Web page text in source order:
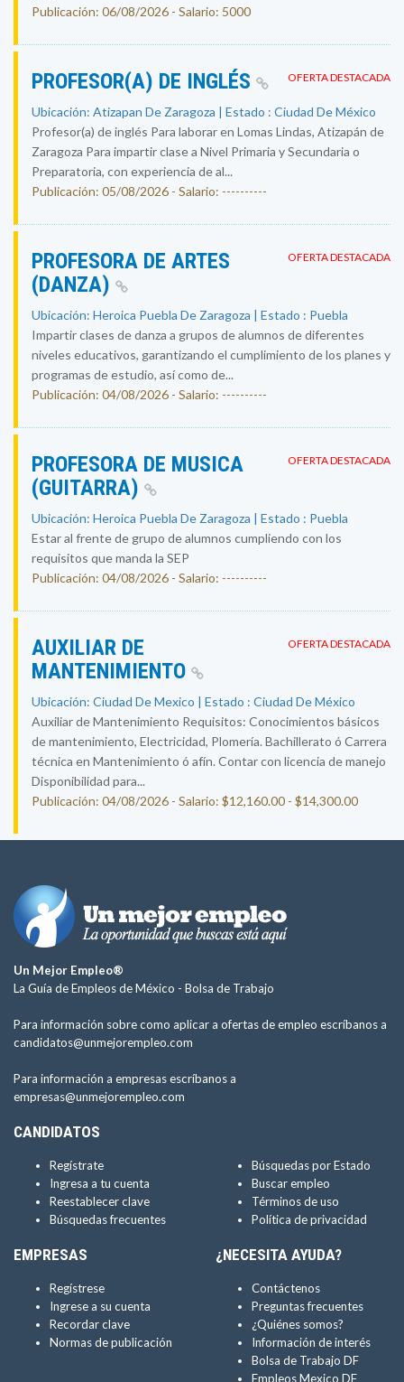
Publicación: 06/08/2026 - Salario: 5000
OFERTA DESTACADA
PROFESOR(A) DE INGLÉS
Ubicación: Atizapan De Zaragoza | Estado : Ciudad De México
Profesor(a) de inglés Para laborar en Lomas Lindas, Atizapán de
Zaragoza Para impartir clase a Nivel Primaria y Secundaria o
Preparatoria, con experiencia de al...
Publicación: 05/08/2026 - Salario: ----------
OFERTA DESTACADA
PROFESORA DE ARTES
(DANZA)
Ubicación: Heroica Puebla De Zaragoza | Estado : Puebla
Impartir clases de danza a grupos de alumnos de diferentes
niveles educativos, garantizando el cumplimiento de los planes y
programas de estudio, así como de...
Publicación: 04/08/2026 - Salario: ----------
OFERTA DESTACADA
PROFESORA DE MUSICA
(GUITARRA)
Ubicación: Heroica Puebla De Zaragoza | Estado : Puebla
Estar al frente de grupo de alumnos cumpliendo con los
requisitos que manda la SEP
Publicación: 04/08/2026 - Salario: ----------
OFERTA DESTACADA
AUXILIAR DE
MANTENIMIENTO
Ubicación: Ciudad De Mexico | Estado : Ciudad De México
Auxiliar de Mantenimiento Requisitos: Conocimientos básicos
de mantenimiento, Electricidad, Plomería. Bachillerato ó Carrera
técnica en Mantenimiento ó afín. Contar con licencia de manejo
Disponibilidad para...
Publicación: 04/08/2026 - Salario: $12,160.00 - $14,300.00
Un Mejor Empleo®
La Guía de Empleos de México - Bolsa de Trabajo
Para información sobre como aplicar a ofertas de empleo escríbanos a
candidatos@unmejorempleo.com
Para información a empresas escríbanos a
empresas@unmejorempleo.com
CANDIDATOS
Regístrate
Ingresa a tu cuenta
Reestablecer clave
Búsquedas frecuentes
Búsquedas por Estado
Buscar empleo
Términos de uso
Política de privacidad
EMPRESAS
Regístrese
Ingrese a su cuenta
Recordar clave
Normas de publicación
¿NECESITA AYUDA?
Contáctenos
Preguntas frecuentes
¿Quiénes somos?
Información de interés
Bolsa de Trabajo DF
Empleos Mexico DF